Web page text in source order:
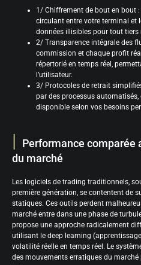
1/ Chiffrement de bout en bout
circulant entre votre terminal et
données illisibles pour tout
2/ Transparence intégrale des
commission et chaque profit
répertorié en temps réel,
l’utilisateur.
3/ Protocoles de retrait
par des processus
disponible selon vos besoins
Performance comparée
du marché
Les logiciels de trading traditionnels,
première génération, se contentent de
statiques. Ces outils perdent
marché entre dans une phase de
propose une approche radicalement
utilisant le deep learning
volatilité réelle en temps réel. Le
des mouvements erratiques du